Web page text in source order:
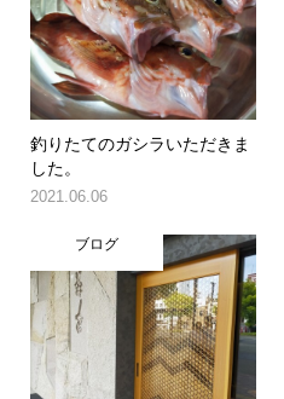
釣りたてのガシラいただきま
した。
2021.06.06
ブログ